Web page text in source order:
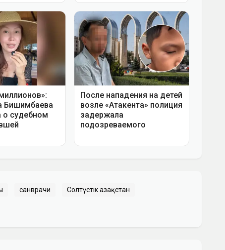
санврачи Солтүстік Қазақстан